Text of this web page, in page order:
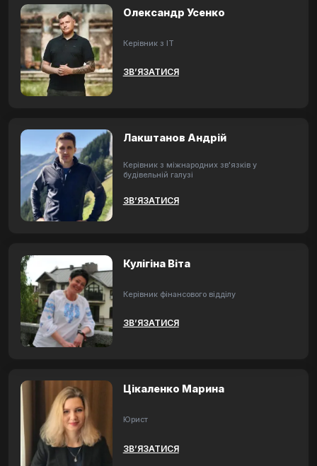
Олександр Усенко
Керівник з ІТ
ЗВ’ЯЗАТИСЯ
Лакштанов Андрій
Керівник з міжнародних зв'язків у
будівельній галузі
ЗВ’ЯЗАТИСЯ
Кулігіна Віта
Керівник фінансового відділу
ЗВ’ЯЗАТИСЯ
Цікаленко Марина
Юрист
ЗВ’ЯЗАТИСЯ